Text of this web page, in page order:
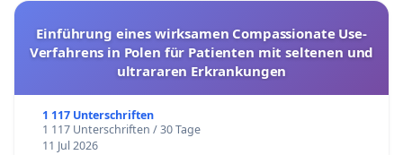
Einführung eines wirksamen Compassionate Use-
Verfahrens in Polen für Patienten mit seltenen und
ultrararen Erkrankungen
1 117 Unterschriften
1 117 Unterschriften / 30 Tage
11 Jul 2026